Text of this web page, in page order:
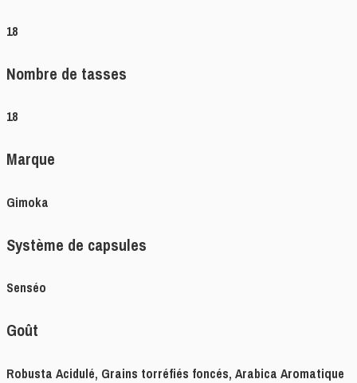
18
Nombre de tasses
18
Marque
Gimoka
Système de capsules
Senséo
Goût
Robusta Acidulé, Grains torréfiés foncés, Arabica Aromatique